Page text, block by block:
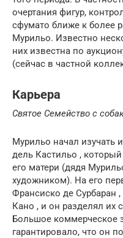
очертания фигур,
сфумато ближе к более
Мурильо. Известно
них известна по
(сейчас в частной
Карьера
Святое Семейство с
Мурильо начал изучать
дель Кастильо ,
его матери (дядя
художником). На его
Франсиско де Сурбаран
Кано , и он разделял их
Большое коммерческое
гарантировало, что он